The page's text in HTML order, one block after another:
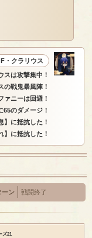
・クラリウス
スは攻撃集中！
の戦鬼暴風陣！
ァニーは回避！
65のダメージ！
】に抵抗した！
】に抵抗した！
ーン 戦闘終了
ズ21